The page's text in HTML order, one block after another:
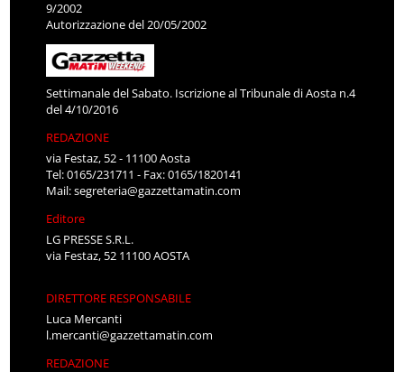
9/2002
Autorizzazione del 20/05/2002
Settimanale del Sabato. Iscrizione al Tribunale di Aosta n.4
del 4/10/2016
REDAZIONE
via Festaz, 52 - 11100 Aosta
Tel: 0165/231711 - Fax: 0165/1820141
Mail:segreteria@gazzettamatin.com
Editore
LG PRESSE S.R.L.
via Festaz, 52 11100 AOSTA
DIRETTORE RESPONSABILE
Luca Mercanti
l.mercanti@gazzettamatin.com
REDAZIONE